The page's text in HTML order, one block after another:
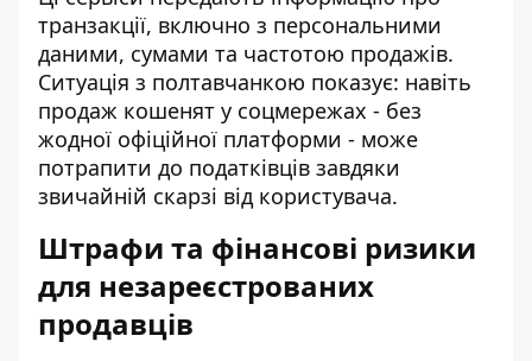
транзакції, включно з персональними
даними, сумами та частотою продажів.
Ситуація з полтавчанкою показує: навіть
продаж кошенят у соцмережах - без
жодної офіційної платформи - може
потрапити до податківців завдяки
звичайній скарзі від користувача.
Штрафи та фінансові ризики
для незареєстрованих
продавців